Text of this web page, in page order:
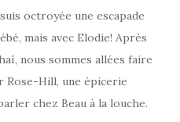
octroyée une escapade
mais avec Elodie! Après
nous sommes allées faire
Rose-Hill, une épicerie
chez Beau à la louche.